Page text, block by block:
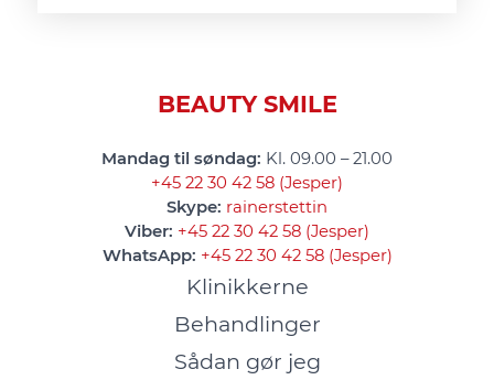
BEAUTY SMILE
Mandag til søndag: Kl. 09.00 – 21.00
+45 22 30 42 58 (Jesper)
Skype: rainerstettin
Viber: +45 22 30 42 58 (Jesper)
WhatsApp: +45 22 30 42 58 (Jesper)
Klinikkerne
Behandlinger
Sådan gør jeg